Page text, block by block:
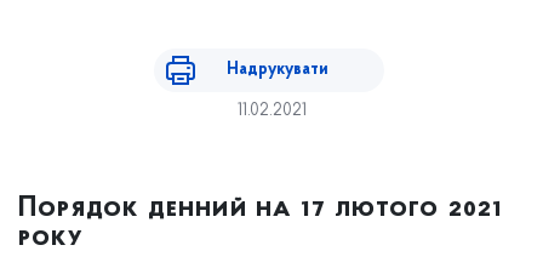
Надрукувати
11.02.2021
Порядок денний на 17 лютого 2021
року